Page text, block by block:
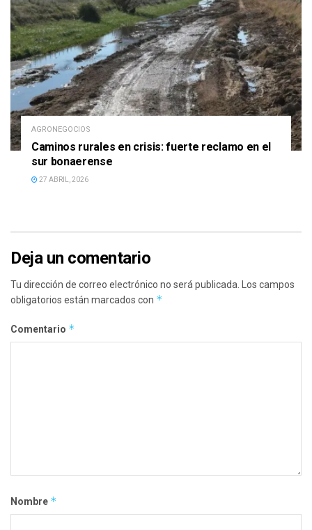
AGRONEGOCIOS
Caminos rurales en crisis: fuerte reclamo en el
sur bonaerense
27 ABRIL, 2026
Deja un comentario
Tu dirección de correo electrónico no será publicada. Los campos
obligatorios están marcados con *
Comentario *
Nombre *